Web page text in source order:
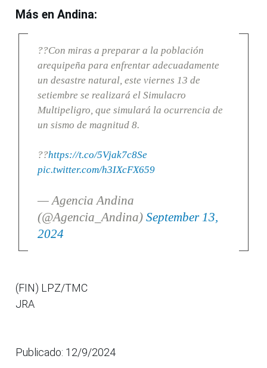
Más en Andina:
??Con miras a preparar a la población
arequipeña para enfrentar adecuadamente
un desastre natural, este viernes 13 de
setiembre se realizará el Simulacro
Multipeligro, que simulará la ocurrencia de
un sismo de magnitud 8.
??https://t.co/5Vjak7c8Se
pic.twitter.com/h3IXcFX659
— Agencia Andina
(@Agencia_Andina) September 13,
2024
(FIN) LPZ/TMC
JRA
Publicado: 12/9/2024